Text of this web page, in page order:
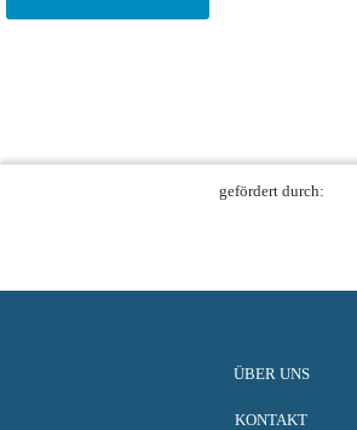
gefördert durch:
ÜBER UNS
KONTAKT